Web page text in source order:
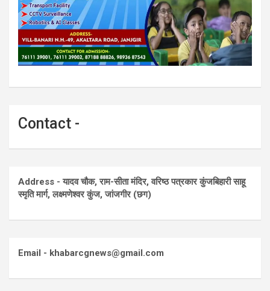
Contact -
Address - यादव चौक, राम-सीता मंदिर, वरिष्ठ पत्रकार कुंजबिहारी साहू
स्मृति मार्ग, लक्ष्मणेश्वर कुंज, जांजगीर (छग)
Email - khabarcgnews@gmail.com